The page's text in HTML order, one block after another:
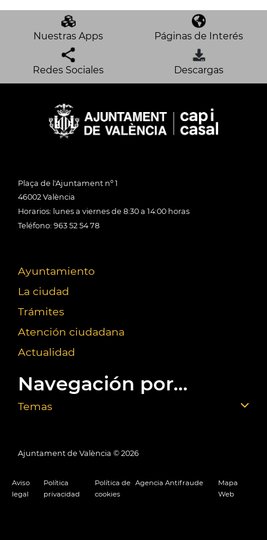
Nuestras Apps Páginas de Interés
Redes Sociales Descargas
Plaça de l'Ajuntament nº 1
46002 València
Horarios: lunes a viernes de 8:30 a 14:00 horas
Teléfono: 963 52 54 78
Ayuntamiento
La ciudad
Trámites
Atención ciudadana
Actualidad
Navegación por...
Temas
Ajuntament de València © 2026
Aviso
legal
Política
privacidad
Política de
cookies
Agencia Antifraude
Mapa
Web